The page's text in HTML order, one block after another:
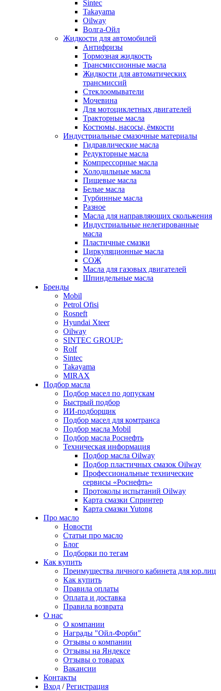
Sintec
Takayama
Oilway
Волга-Ойл
Жидкости для автомобилей
Антифризы
Тормозная жидкость
Трансмиссионные масла
Жидкости для автоматических
трансмиссий
Стеклоомыватели
Мочевина
Для мотоциклетных двигателей
Тракторные масла
Костюмы, насосы, ёмкости
Индустриальные смазочные материалы
Гидравлические масла
Редукторные масла
Компрессорные масла
Холодильные масла
Пищевые масла
Белые масла
Турбинные масла
Разное
Масла для направляющих скольжения
Индустриальные нелегированные
масла
Пластичные смазки
Циркуляционные масла
СОЖ
Масла для газовых двигателей
Шпиндельные масла
Бренды
Mobil
Petrol Ofisi
Rosneft
Hyundai Xteer
Oilway
SINTEC GROUP:
Rolf
Sintec
Takayama
MIRAX
Подбор масла
Подбор масел по допускам
Быстрый подбор
ИИ-подборщик
Подбор масел для комтранса
Подбор масла Mobil
Подбор масла Роснефть
Техническая информация
Подбор масла Oilway
Подбор пластичных смазок Oilway
Профессиональные технические
сервисы «Роснефть»
Протоколы испытаний Oilway
Карта смазки Спринтер
Карта смазки Yutong
Про масло
Новости
Статьи про масло
Блог
Подборки по тегам
Как купить
Преимущества личного кабинета для юр.лиц
Как купить
Правила оплаты
Оплата и доставка
Правила возврата
О нас
О компании
Награды "Ойл-Форби"
Отзывы о компании
Отзывы на Яндексе
Отзывы о товарах
Вакансии
Контакты
Вход / Регистрация